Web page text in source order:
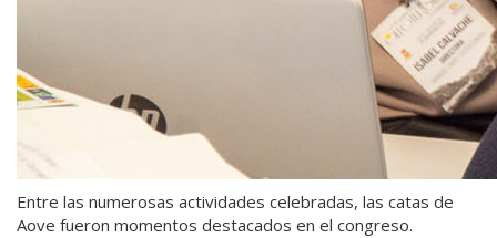
Entre las numerosas actividades celebradas, las catas de
Aove fueron momentos destacados en el congreso.